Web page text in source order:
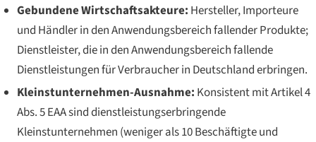
Gebundene Wirtschaftsakteure: Hersteller, Importeure
und Händler in den Anwendungsbereich fallender Produkte;
Dienstleister, die in den Anwendungsbereich fallende
Dienstleistungen für Verbraucher in Deutschland erbringen.
Kleinstunternehmen-Ausnahme: Konsistent mit Artikel 4
Abs. 5 EAA sind dienstleistungserbringende
Kleinstunternehmen (weniger als 10 Beschäftigte und